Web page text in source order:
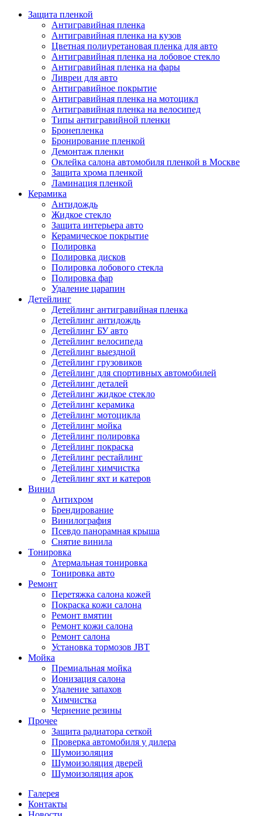
Защита пленкой
Антигравийная пленка
Антигравийная пленка на кузов
Цветная полиуретановая пленка для авто
Антигравийная пленка на лобовое стекло
Антигравийная пленка на фары
Ливреи для авто
Антигравийное покрытие
Антигравийная пленка на мотоцикл
Антигравийная пленка на велосипед
Типы антигравийной пленки
Бронепленка
Бронирование пленкой
Демонтаж пленки
Оклейка салона автомобиля пленкой в Москве
Защита хрома пленкой
Ламинация пленкой
Керамика
Антидождь
Жидкое стекло
Защита интерьера авто
Керамическое покрытие
Полировка
Полировка дисков
Полировка лобового стекла
Полировка фар
Удаление царапин
Детейлинг
Детейлинг антигравийная пленка
Детейлинг антидождь
Детейлинг БУ авто
Детейлинг велосипеда
Детейлинг выездной
Детейлинг грузовиков
Детейлинг для спортивных автомобилей
Детейлинг деталей
Детейлинг жидкое стекло
Детейлинг керамика
Детейлинг мотоцикла
Детейлинг мойка
Детейлинг полировка
Детейлинг покраска
Детейлинг рестайлинг
Детейлинг химчистка
Детейлинг яхт и катеров
Винил
Антихром
Брендирование
Винилография
Псевдо панорамная крыша
Снятие винила
Тонировка
Атермальная тонировка
Тонировка авто
Ремонт
Перетяжка салона кожей
Покраска кожи салона
Ремонт вмятин
Ремонт кожи салона
Ремонт салона
Установка тормозов JBT
Мойка
Премиальная мойка
Ионизация салона
Удаление запахов
Химчистка
Чернение резины
Прочее
Защита радиатора сеткой
Проверка автомобиля у дилера
Шумоизоляция
Шумоизоляция дверей
Шумоизоляция арок
Галерея
Контакты